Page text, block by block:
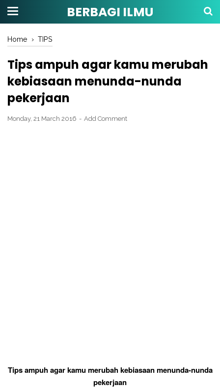
BERBAGI ILMU
Home › TIPS
Tips ampuh agar kamu merubah
kebiasaan menunda-nunda
pekerjaan
Monday, 21 March 2016 Add Comment
Tips ampuh agar kamu merubah kebiasaan menunda-nunda
pekerjaan